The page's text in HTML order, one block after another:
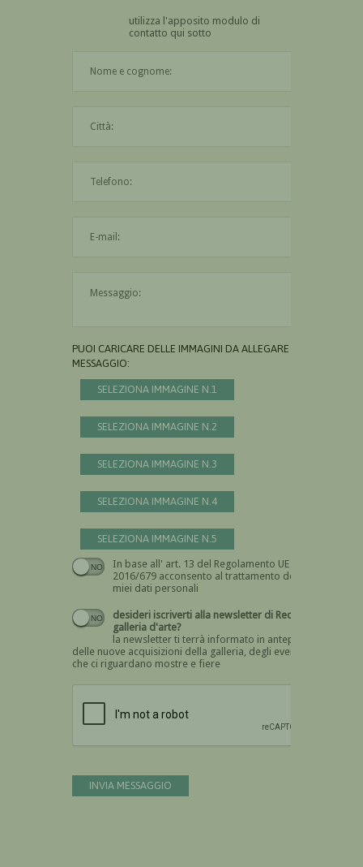
utilizza l'apposito modulo di
contatto qui sotto
PUOI CARICARE DELLE IMMAGINI DA ALLEGARE AL
MESSAGGIO:
SELEZIONA IMMAGINE N.1
SELEZIONA IMMAGINE N.2
SELEZIONA IMMAGINE N.3
SELEZIONA IMMAGINE N.4
SELEZIONA IMMAGINE N.5
In base all' art. 13 del Regolamento UE n.
2016/679 acconsento al trattamento dei
miei dati personali
Devi dare il consenso
desideri iscriverti alla newsletter di Recta
galleria d'arte?
la newsletter ti terrà informato in anteprima
delle nuove acquisizioni della galleria, degli eventi
che ci riguardano mostre e fiere
INVIA MESSAGGIO